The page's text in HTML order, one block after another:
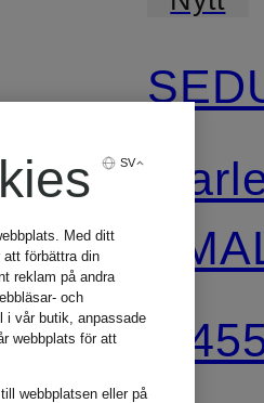
3
SV
Med ditt
förbättra din
reklam på andra
och
i vår butik, anpassade
webbplats för att
webbplatsen eller på